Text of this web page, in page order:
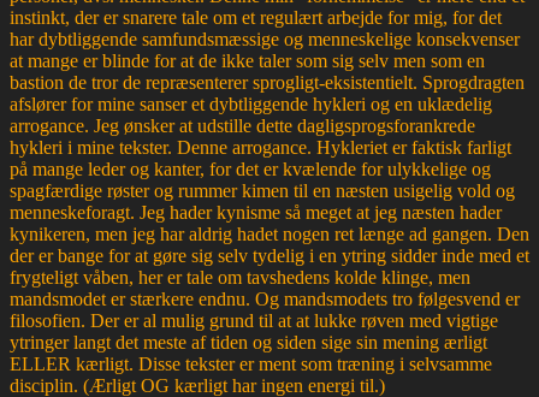
instinkt, der er snarere tale om et regulært arbejde for mig, for det
har dybtliggende samfundsmæssige og menneskelige konsekvenser
at mange er blinde for at de ikke taler som sig selv men som en
bastion de tror de repræsenterer sprogligt-eksistentielt. Sprogdragten
afslører for mine sanser et dybtliggende hykleri og en uklædelig
arrogance. Jeg ønsker at udstille dette dagligsprogsforankrede
hykleri i mine tekster. Denne arrogance. Hykleriet er faktisk farligt
på mange leder og kanter, for det er kvælende for ulykkelige og
spagfærdige røster og rummer kimen til en næsten usigelig vold og
menneskeforagt. Jeg hader kynisme så meget at jeg næsten hader
kynikeren, men jeg har aldrig hadet nogen ret længe ad gangen. Den
der er bange for at gøre sig selv tydelig i en ytring sidder inde med et
frygteligt våben, her er tale om tavshedens kolde klinge, men
mandsmodet er stærkere endnu. Og mandsmodets tro følgesvend er
filosofien. Der er al mulig grund til at at lukke røven med vigtige
ytringer langt det meste af tiden og siden sige sin mening ærligt
ELLER kærligt. Disse tekster er ment som træning i selvsamme
disciplin. (Ærligt OG kærligt har ingen energi til.)